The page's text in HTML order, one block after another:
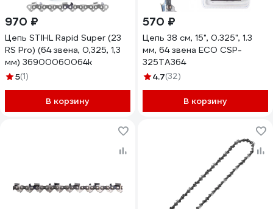
970 ₽
Цепь STIHL Rapid Super (23
RS Pro) (64 звена, 0,325, 1,3
мм) 36900060064k
5(1)
В корзину
570 ₽
Цепь 38 см, 15", 0.325", 1.3
мм, 64 звена ECO CSP-
325TA364
4.7(32)
В корзину